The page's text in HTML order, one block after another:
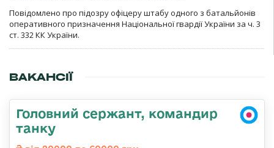
Повідомлено про підозру офіцеру штабу одного з батальйонів
оперативного призначення Національної гвардії України за ч. 3
ст. 332 КК України.
ВАКАНСІЇ
Головний сержант, командир
танку